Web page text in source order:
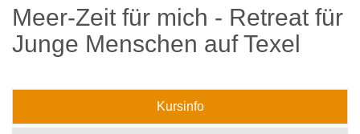
Meer-Zeit für mich ‎- Retreat für
Junge Menschen auf Texel
Kursinfo